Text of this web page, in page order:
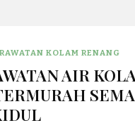
KOLAM RENANG
AIR